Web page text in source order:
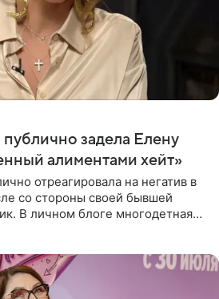
задела Елену
алиментами хейт»
отреагировала на негатив в
со стороны своей бывшей
В личном блоге многодетная